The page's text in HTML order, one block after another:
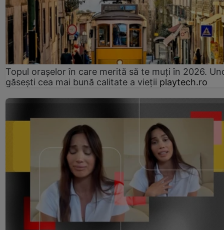
Topul orașelor în care merită să te muți în 2026.
găsești cea mai bună calitate a vieții playtech.ro